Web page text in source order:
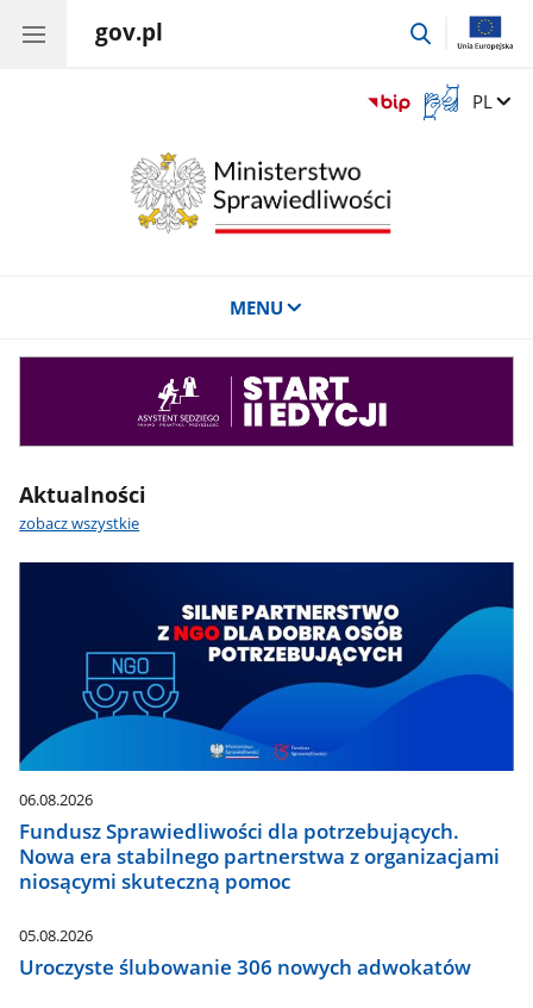
gov.pl
przejdź
Otwórz
okno
Zmień
PL
MENU
Aktualności
zobacz wszystkie
06.08.2026
Fundusz Sprawiedliwości dla potrzebujących.
Nowa era stabilnego partnerstwa z organizacjami
niosącymi skuteczną pomoc
05.08.2026
Uroczyste ślubowanie 306 nowych adwokatów